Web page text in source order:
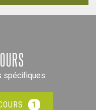
spécifiques.
1